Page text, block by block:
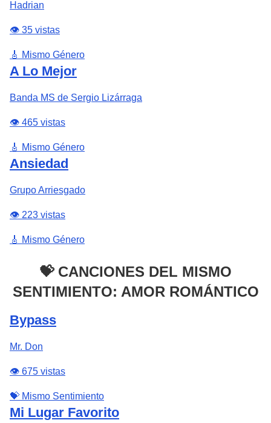
Hadrian
👁️ 35 vistas
🎸 Mismo Género
A Lo Mejor
Banda MS de Sergio Lizárraga
👁️ 465 vistas
🎸 Mismo Género
Ansiedad
Grupo Arriesgado
👁️ 223 vistas
🎸 Mismo Género
💝 CANCIONES DEL MISMO
SENTIMIENTO: AMOR ROMÁNTICO
Bypass
Mr. Don
👁️ 675 vistas
💝 Mismo Sentimiento
Mi Lugar Favorito